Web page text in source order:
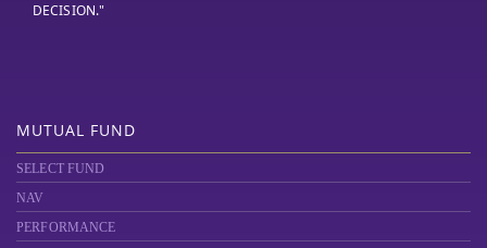
DECISION."
MUTUAL FUND
SELECT FUND
NAV
PERFORMANCE